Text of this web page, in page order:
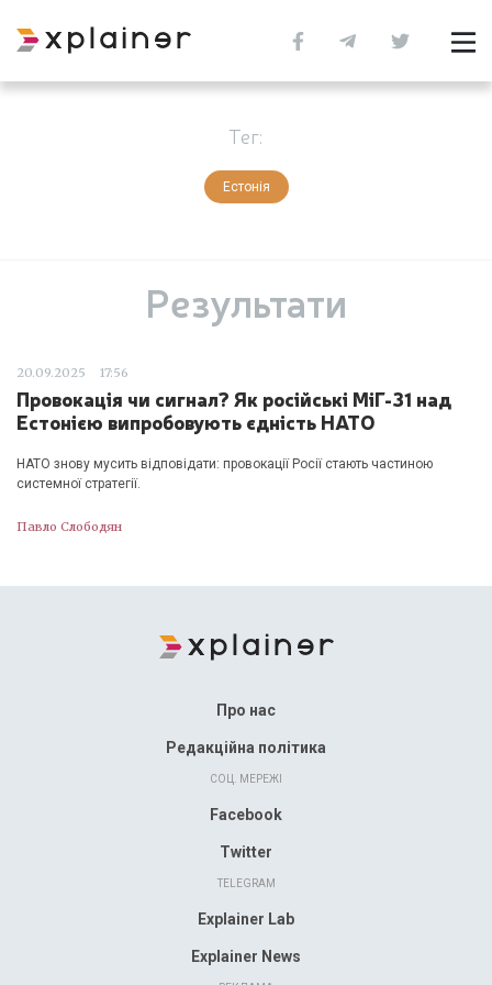
Тег:
Естонія
Результати
20.09.2025 17:56
Провокація чи сигнал? Як російські МіГ-31 над
Естонією випробовують єдність НАТО
НАТО знову мусить відповідати: провокації Росії стають частиною
системної стратегії.
Павло Слободян
Про нас
Редакційна політика
СОЦ. МЕРЕЖІ
Facebook
Twitter
TELEGRAM
Explainer Lab
Explainer News